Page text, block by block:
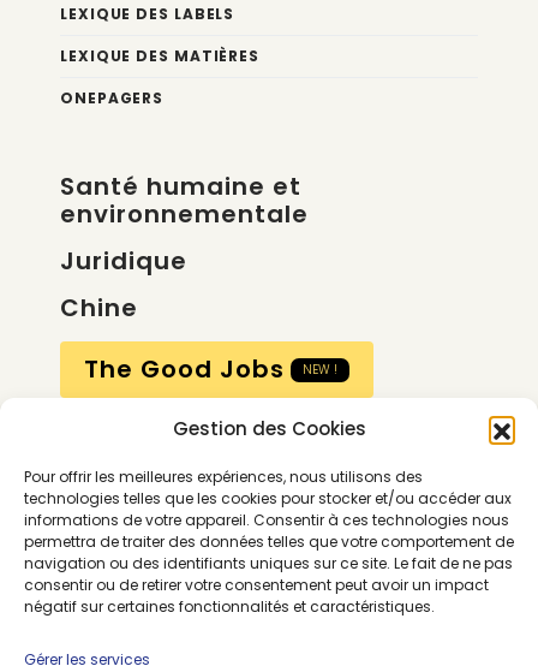
Gestion des Cookies
Pour offrir les meilleures expériences, nous utilisons des
technologies telles que les cookies pour stocker et/ou accéder aux
informations de votre appareil. Consentir à ces technologies nous
permettra de traiter des données telles que votre comportement de
navigation ou des identifiants uniques sur ce site. Le fait de ne pas
consentir ou de retirer votre consentement peut avoir un impact
négatif sur certaines fonctionnalités et caractéristiques.
Gérer les services
LEXIQUE DES LABELS
LEXIQUE DES MATIÈRES
ONEPAGERS
Santé humaine et
environnementale
Juridique
Chine
The Good Jobs
NEW !
Compte
Calendrier
Contactez-nous